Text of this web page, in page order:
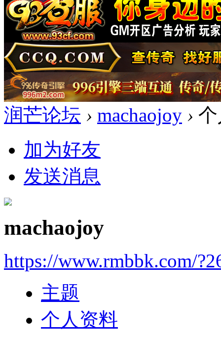
润芒论坛 › machaojoy ›
加为好友
发送消息
machaojoy
https://www.rmbbk.com/
主题
个人资料